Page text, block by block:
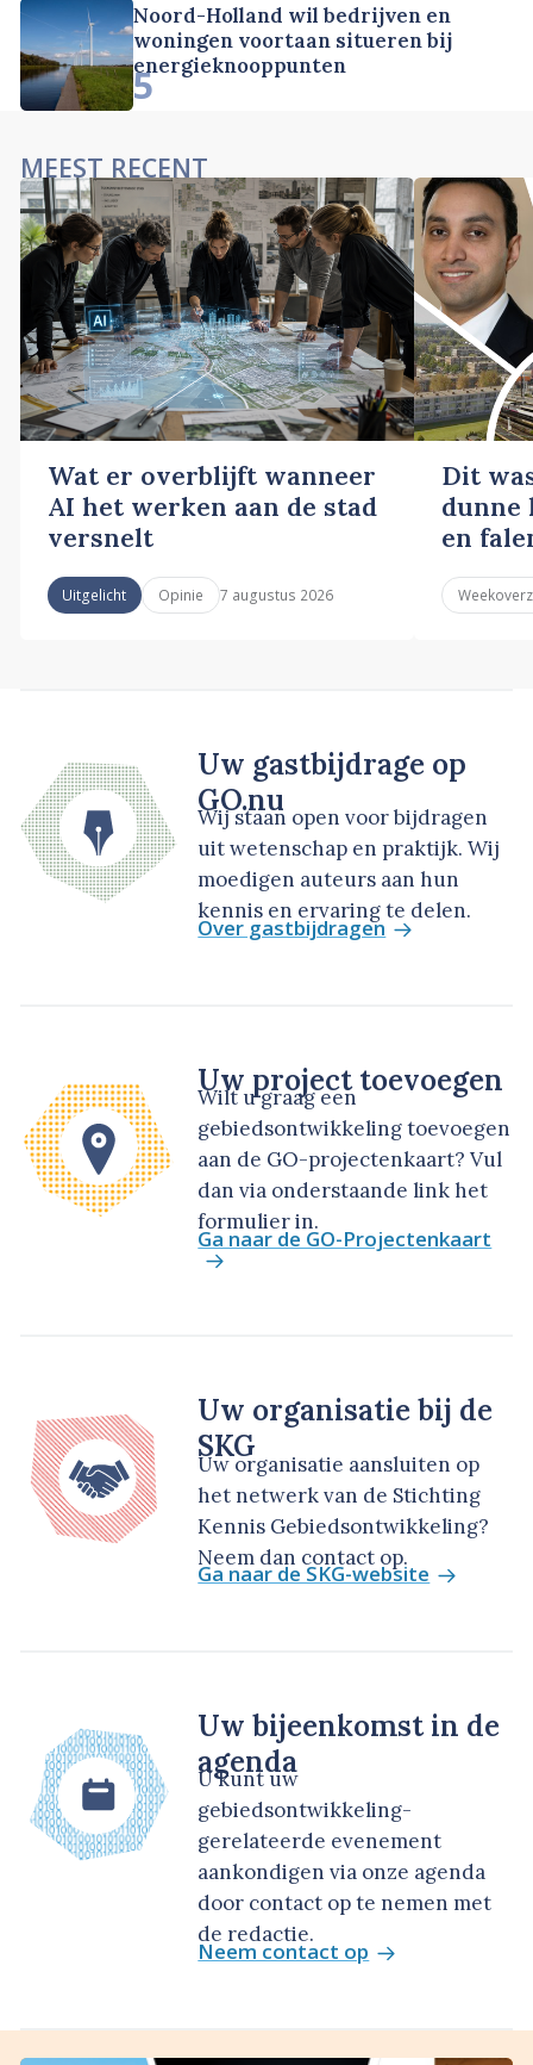
Noord-Holland wil bedrijven en
woningen voortaan situeren bij
energieknooppunten
5
MEEST RECENT
Wat er overblijft wanneer
AI het werken aan de stad
versnelt
Uitgelicht Opinie 7 augustus 2026
Dit
dunne
en
Uw gastbijdrage op
GO.nu
Wij staan open voor bijdragen
uit wetenschap en praktijk. Wij
moedigen auteurs aan hun
kennis en ervaring te delen.
Over gastbijdragen
Uw project toevoegen
Wilt u graag een
gebiedsontwikkeling toevoegen
aan de GO-projectenkaart? Vul
dan via onderstaande link het
formulier in.
Ga naar de GO-Projectenkaart
Uw organisatie bij de
SKG
Uw organisatie aansluiten op
het netwerk van de Stichting
Kennis Gebiedsontwikkeling?
Neem dan contact op.
Ga naar de SKG-website
Uw bijeenkomst in de
agenda
U kunt uw
gebiedsontwikkeling-
gerelateerde evenement
aankondigen via onze agenda
door contact op te nemen met
de redactie.
Neem contact op